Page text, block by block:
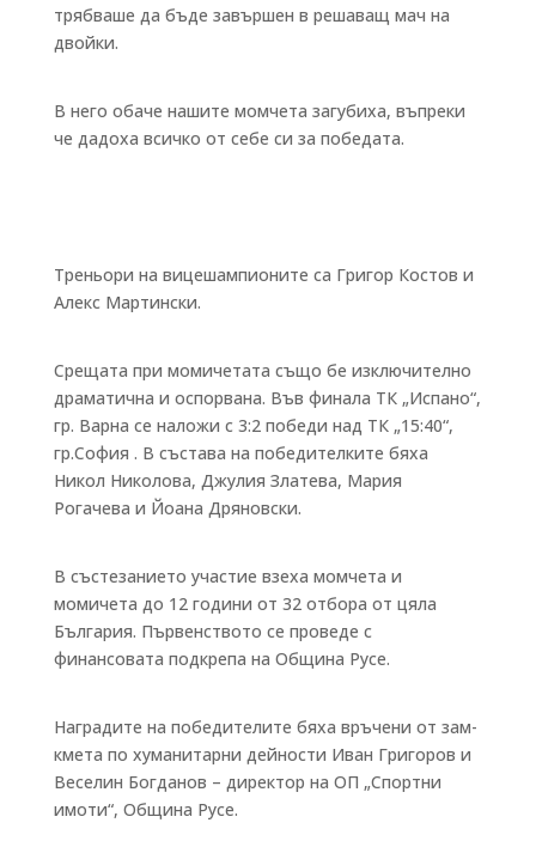
трябваше да бъде завършен в решаващ мач на
двойки.
В него обаче нашите момчета загубиха, въпреки
че дадоха всичко от себе си за победата.
Треньори на вицешампионите са Григор Костов и
Алекс Мартински.
Срещата при момичетата също бе изключително
драматична и оспорвана. Във финала ТК „Испано“,
гр. Варна се наложи с 3:2 победи над ТК „15:40“,
гр.София . В състава на победителките бяха
Никол Николова, Джулия Златева, Мария
Рогачева и Йоана Дряновски.
В състезанието участие взеха момчета и
момичета до 12 години от 32 отбора от цяла
България. Първенството се проведе с
финансовата подкрепа на Община Русе.
Наградите на победителите бяха връчени от зам-
кмета по хуманитарни дейности Иван Григоров и
Веселин Богданов – директор на ОП „Спортни
имоти“, Община Русе.